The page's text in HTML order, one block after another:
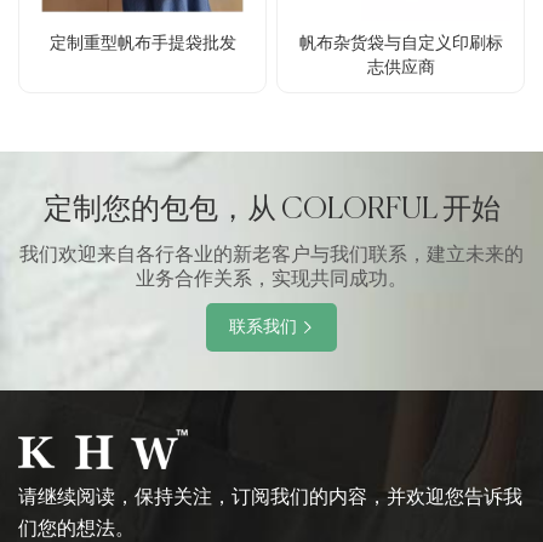
定制重型帆布手提袋批发
帆布杂货袋与自定义印刷标
志供应商
定制您的包包，从 COLORFUL 开始
我们欢迎来自各行各业的新老客户与我们联系，建立未来的
业务合作关系，实现共同成功。
联系我们
请继续阅读，保持关注，订阅我们的内容，并欢迎您告诉我
们您的想法。